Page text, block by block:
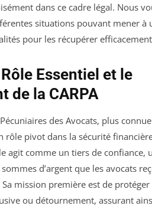
dans ce cadre légal. Nous
situations pouvant mener à
pour les récupérer
Essentiel et le
de la CARPA
des Avocats, plus
rôle pivot dans la sécurité
agit comme un tiers de confiance,
d’argent que les avocats
mission première est de protéger
ou détournement, assurant